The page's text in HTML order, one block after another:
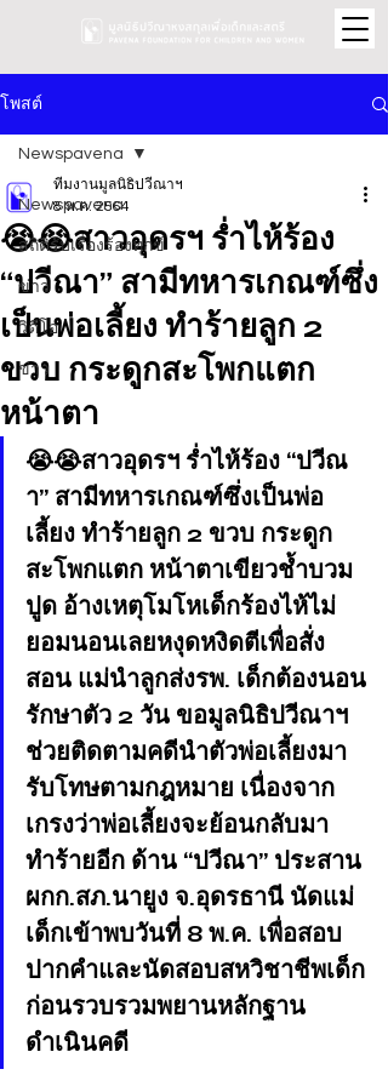
โพสต์
Newspavena
สถิติรับเรื่องร้องทุกข์
ข่าว
วิดีโอ
ข่าว
Newspavena
😭😭สาวอุดรฯ ร่ำไห้ร้อง
“ปวีณา” สามีทหารเกณฑ์ซึ่ง
เป็นพ่อเลี้ยง ทำร้ายลูก 2
ขวบ กระดูกสะโพกแตก
หน้าตา
ทีมงานมูลนิธิปวีณาฯ
8 พ.ค. 2564
😭😭สาวอุดรฯ ร่ำไห้ร้อง “ปวีณ
า” สามีทหารเกณฑ์ซึ่งเป็นพ่อ
เลี้ยง ทำร้ายลูก 2 ขวบ กระดูก
สะโพกแตก หน้าตาเขียวช้ำบวม
ปูด อ้างเหตุโมโหเด็กร้องไห้ไม่
ยอมนอนเลยหงุดหงิดตีเพื่อสั่ง
สอน แม่นำลูกส่งรพ. เด็กต้องนอน
รักษาตัว 2 วัน ขอมูลนิธิปวีณาฯ
ช่วยติดตามคดีนำตัวพ่อเลี้ยงมา
รับโทษตามกฎหมาย เนื่องจาก
เกรงว่าพ่อเลี้ยงจะย้อนกลับมา
ทำร้ายอีก ด้าน “ปวีณา” ประสาน
ผกก.สภ.นายูง จ.อุดรธานี นัดแม่
เด็กเข้าพบวันที่ 8 พ.ค. เพื่อสอบ
ปากคำและนัดสอบสหวิชาชีพเด็ก
ก่อนรวบรวมพยานหลักฐาน
ดำเนินคดี